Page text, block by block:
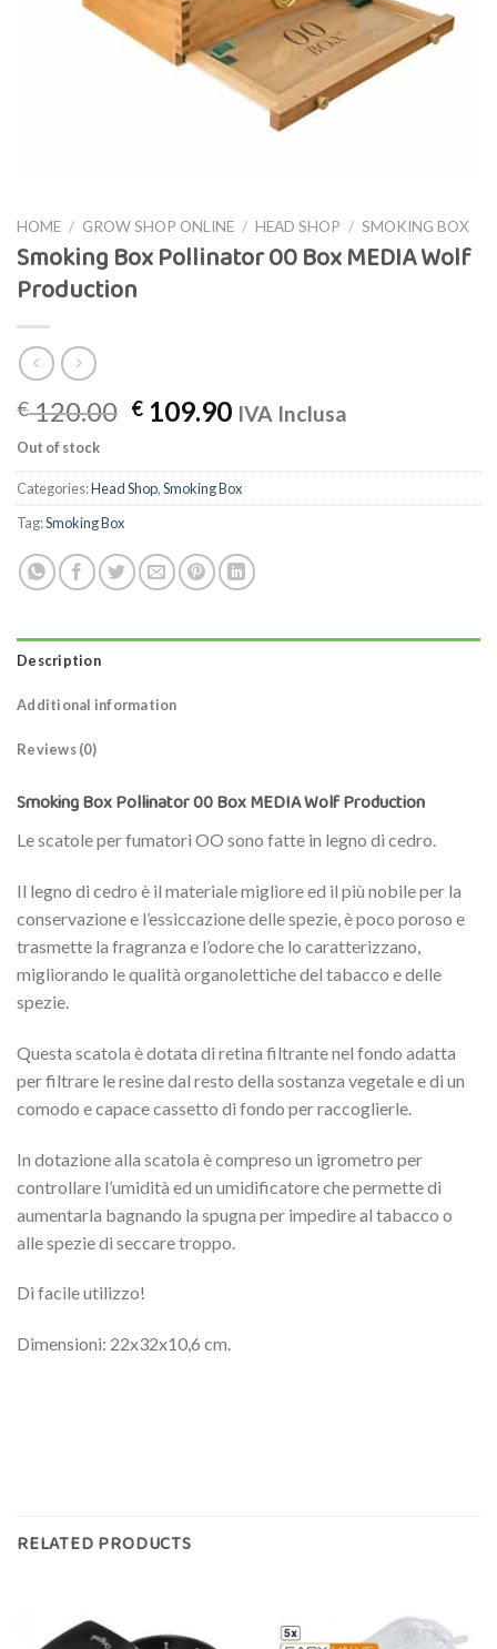
HOME / GROW SHOP ONLINE / HEAD SHOP / SMOKING BOX
Smoking Box Pollinator 00 Box MEDIA Wolf
Production
€120.00 € 109.90 IVA Inclusa
Out of stock
Categories:Head Shop,Smoking Box
Tag:Smoking Box
Description
Additional information
Reviews (0)
Smoking Box Pollinator 00 Box MEDIA Wolf Production
Le scatole per fumatori OO sono fatte in legno di cedro.
Il legno di cedro è il materiale migliore ed il più nobile per la
conservazione e l’essiccazione delle spezie, è poco poroso e
trasmette la fragranza e l’odore che lo caratterizzano,
migliorando le qualità organolettiche del tabacco e delle
spezie.
Questa scatola è dotata di retina filtrante nel fondo adatta
per filtrare le resine dal resto della sostanza vegetale e di un
comodo e capace cassetto di fondo per raccoglierle.
In dotazione alla scatola è compreso un igrometro per
controllare l’umidità ed un umidificatore che permette di
aumentarla bagnando la spugna per impedire al tabacco o
alle spezie di seccare troppo.
Di facile utilizzo!
Dimensioni: 22x32x10,6 cm.
RELATED PRODUCTS